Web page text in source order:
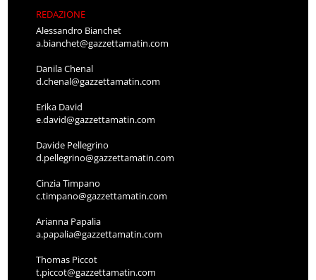
REDAZIONE
Alessandro Bianchet
a.bianchet@gazzettamatin.com
Danila Chenal
d.chenal@gazzettamatin.com
Erika David
e.david@gazzettamatin.com
Davide Pellegrino
d.pellegrino@gazzettamatin.com
Cinzia Timpano
c.timpano@gazzettamatin.com
Arianna Papalia
a.papalia@gazzettamatin.com
Thomas Piccot
t.piccot@gazzettamatin.com